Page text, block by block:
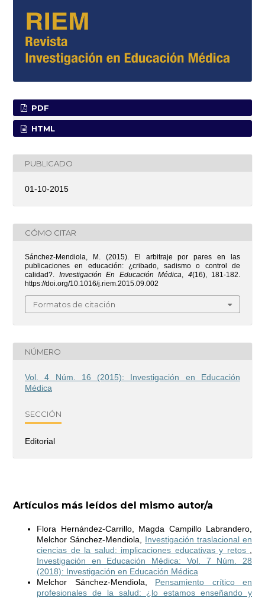
PDF
HTML
PUBLICADO
01-10-2015
CÓMO CITAR
Sánchez-Mendiola, M. (2015). El arbitraje por pares en las
publicaciones en educación: ¿cribado, sadismo o control de
calidad?. Investigación En Educación Médica, 4(16), 181-182.
https://doi.org/10.1016/j.riem.2015.09.002
Formatos de citación
NÚMERO
Vol. 4 Núm. 16 (2015): Investigación en Educación
Médica
SECCIÓN
Editorial
Artículos más leídos del mismo autor/a
Flora Hernández-Carrillo, Magda Campillo Labrandero,
Melchor Sánchez-Mendiola, Investigación traslacional en
ciencias de la salud: implicaciones educativas y retos ,
Investigación en Educación Médica: Vol. 7 Núm. 28
(2018): Investigación en Educación Médica
Melchor Sánchez-Mendiola, Pensamiento crítico en
profesionales de la salud: ¿lo estamos enseñando y